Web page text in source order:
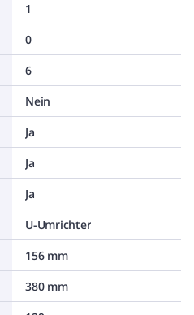
1
0
6
Nein
Ja
Ja
Ja
U-Umrichter
156 mm
380 mm